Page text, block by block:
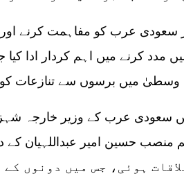
مدد کرنے میں اہم کردار ادا
وسطیٰ میں برسوں سے تنازعات
سعودی عرب کے وزیر خارجہ
ملاقات ہوئی، جس میں دونوں